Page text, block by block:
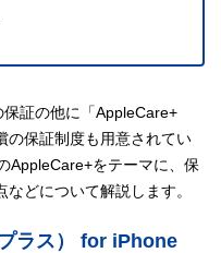
証の他に「AppleCare+
の保証制度も用意されてい
AppleCare+をテーマに、保
どについて解説します。
ラス） for iPhone